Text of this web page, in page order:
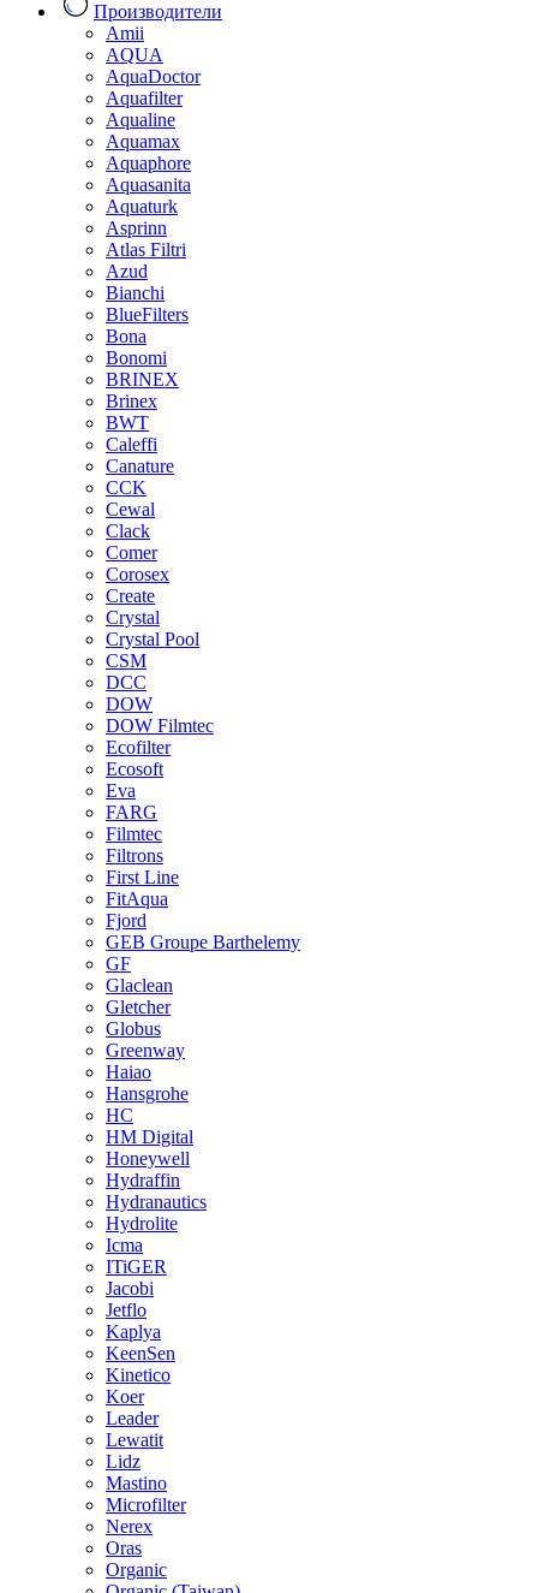
Производители
Amii
AQUA
AquaDoctor
Aquafilter
Aqualine
Aquamax
Aquaphore
Aquasanita
Aquaturk
Asprinn
Atlas Filtri
Azud
Bianchi
BlueFilters
Bona
Bonomi
BRINEX
Brinex
BWT
Caleffi
Canature
CCK
Cewal
Clack
Comer
Corosex
Create
Crystal
Crystal Pool
CSM
DCC
DOW
DOW Filmtec
Ecofilter
Ecosoft
Eva
FARG
Filmtec
Filtrons
First Line
FitAqua
Fjord
GEB Groupe Barthelemy
GF
Glaclean
Gletcher
Globus
Greenway
Haiao
Hansgrohe
HC
HM Digital
Honeywell
Hydraffin
Hydranautics
Hydrolite
Icma
ITiGER
Jacobi
Jetflo
Kaplya
KeenSen
Kinetico
Koer
Leader
Lewatit
Lidz
Mastino
Microfilter
Nerex
Oras
Organic